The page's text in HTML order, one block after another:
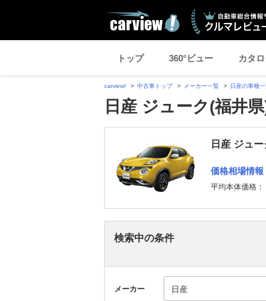
トップ 360°ビュー カタ
carview! 中古車トップ メーカー一覧 日産の車種
日産 ジューク(福井
日産 ジュ
価格相場情報
平均本体価格：
検索中の条件
メーカー